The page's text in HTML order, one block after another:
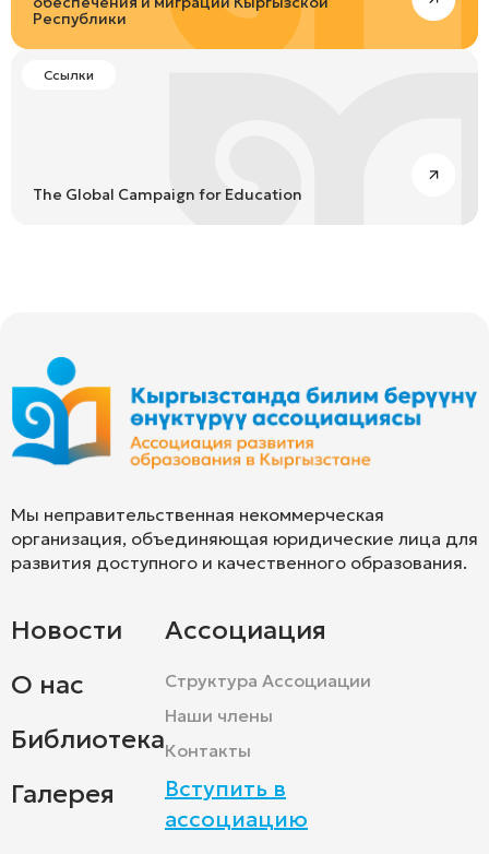
Республики
Ссылки
The Global Campaign for Education
Мы неправительственная некоммерческая
организация, объединяющая юридические лица для
развития доступного и качественного образования.
Новости
О нас
Библиотека
Галерея
Ассоциация
Структура Ассоциации
Наши члены
Контакты
Вступить в
ассоциацию